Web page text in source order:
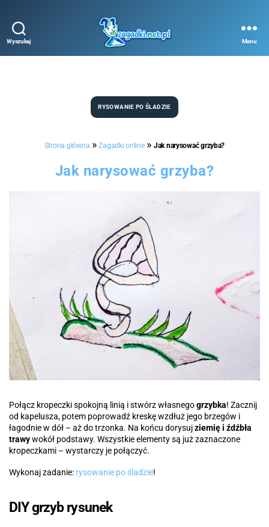
Wyszukaj
Zagadki
Menu
Kategorie
RYSOWANIE PO ŚLADZIE
Strona główna »Zagadki online» Jak narysować grzyba?
Jak narysować grzyba?
Połącz kropeczki spokojną linią i stwórz własnegogrzybka! Zacznij
od kapelusza, potem poprowadź kreskę wzdłuż jego brzegów i
łagodnie w dół – aż do trzonka. Na końcu dorysujziemię i źdźbła
trawywokół podstawy. Wszystkie elementy są już zaznaczone
kropeczkami – wystarczy je połączyć.
Wykonaj zadanie: rysowanie po śladzie!
DIY grzyb rysunek